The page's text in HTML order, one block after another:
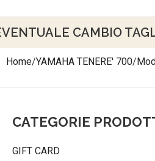
CAMBIO
Home/YAMAHA TENERE' 700/
CATEGORIE
GIFT CARD